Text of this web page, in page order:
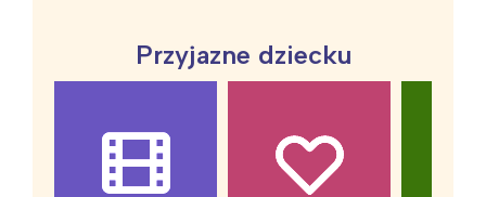
Przyjazne dziecku